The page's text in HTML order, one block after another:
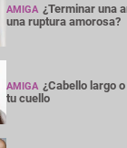
AMIGA ¿Terminar una
una ruptura amorosa?
AMIGA ¿Cabello largo
tu cuello